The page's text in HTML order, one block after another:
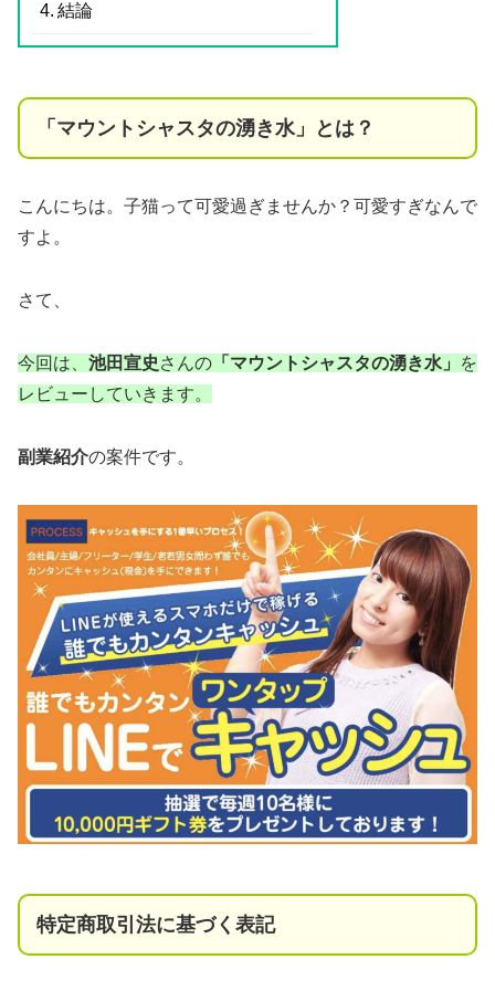
結論
「マウントシャスタの湧き水」とは？
こんにちは。子猫って可愛過ぎませんか？可愛すぎなんで
すよ。
さて、
今回は、 池田宣史 さんの 「マウントシャスタの湧き水」
を
レビューしていきます。
副業紹介の案件です。
特定商取引法に基づく表記